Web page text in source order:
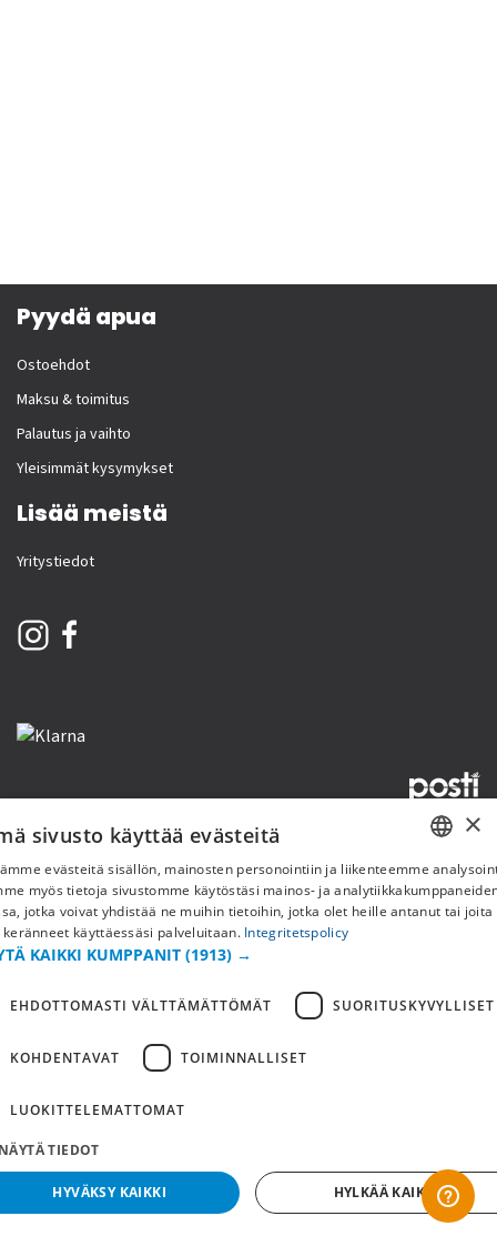
Pyydä apua
Ostoehdot
Maksu & toimitus
Palautus ja vaihto
Yleisimmät kysymykset
Lisää meistä
Yritystiedot
Copyright © 2019 This site is Licensed to 377 Sport AB TietosuojakäytäntöEvästeet
FI
×
sivusto käyttää evästeitä
evästeitä sisällön, mainosten personointiin ja liikenteemme
myös tietoja sivustomme käytöstäsi mainos- ja
jotka voivat yhdistää ne muihin tietoihin, jotka olet heille antanut tai joita
keränneet käyttäessäsi palveluitaan. Integritetspolicy
KAIKKI KUMPPANIT (1913) →
EHDOTTOMASTI VÄLTTÄMÄTTÖMÄT SUORITUSKYVYLLISET
KOHDENTAVAT TOIMINNALLISET
LUOKITTELEMATTOMAT
TIEDOT
HYVÄKSY KAIKKI HYLKÄÄ KAIKKI